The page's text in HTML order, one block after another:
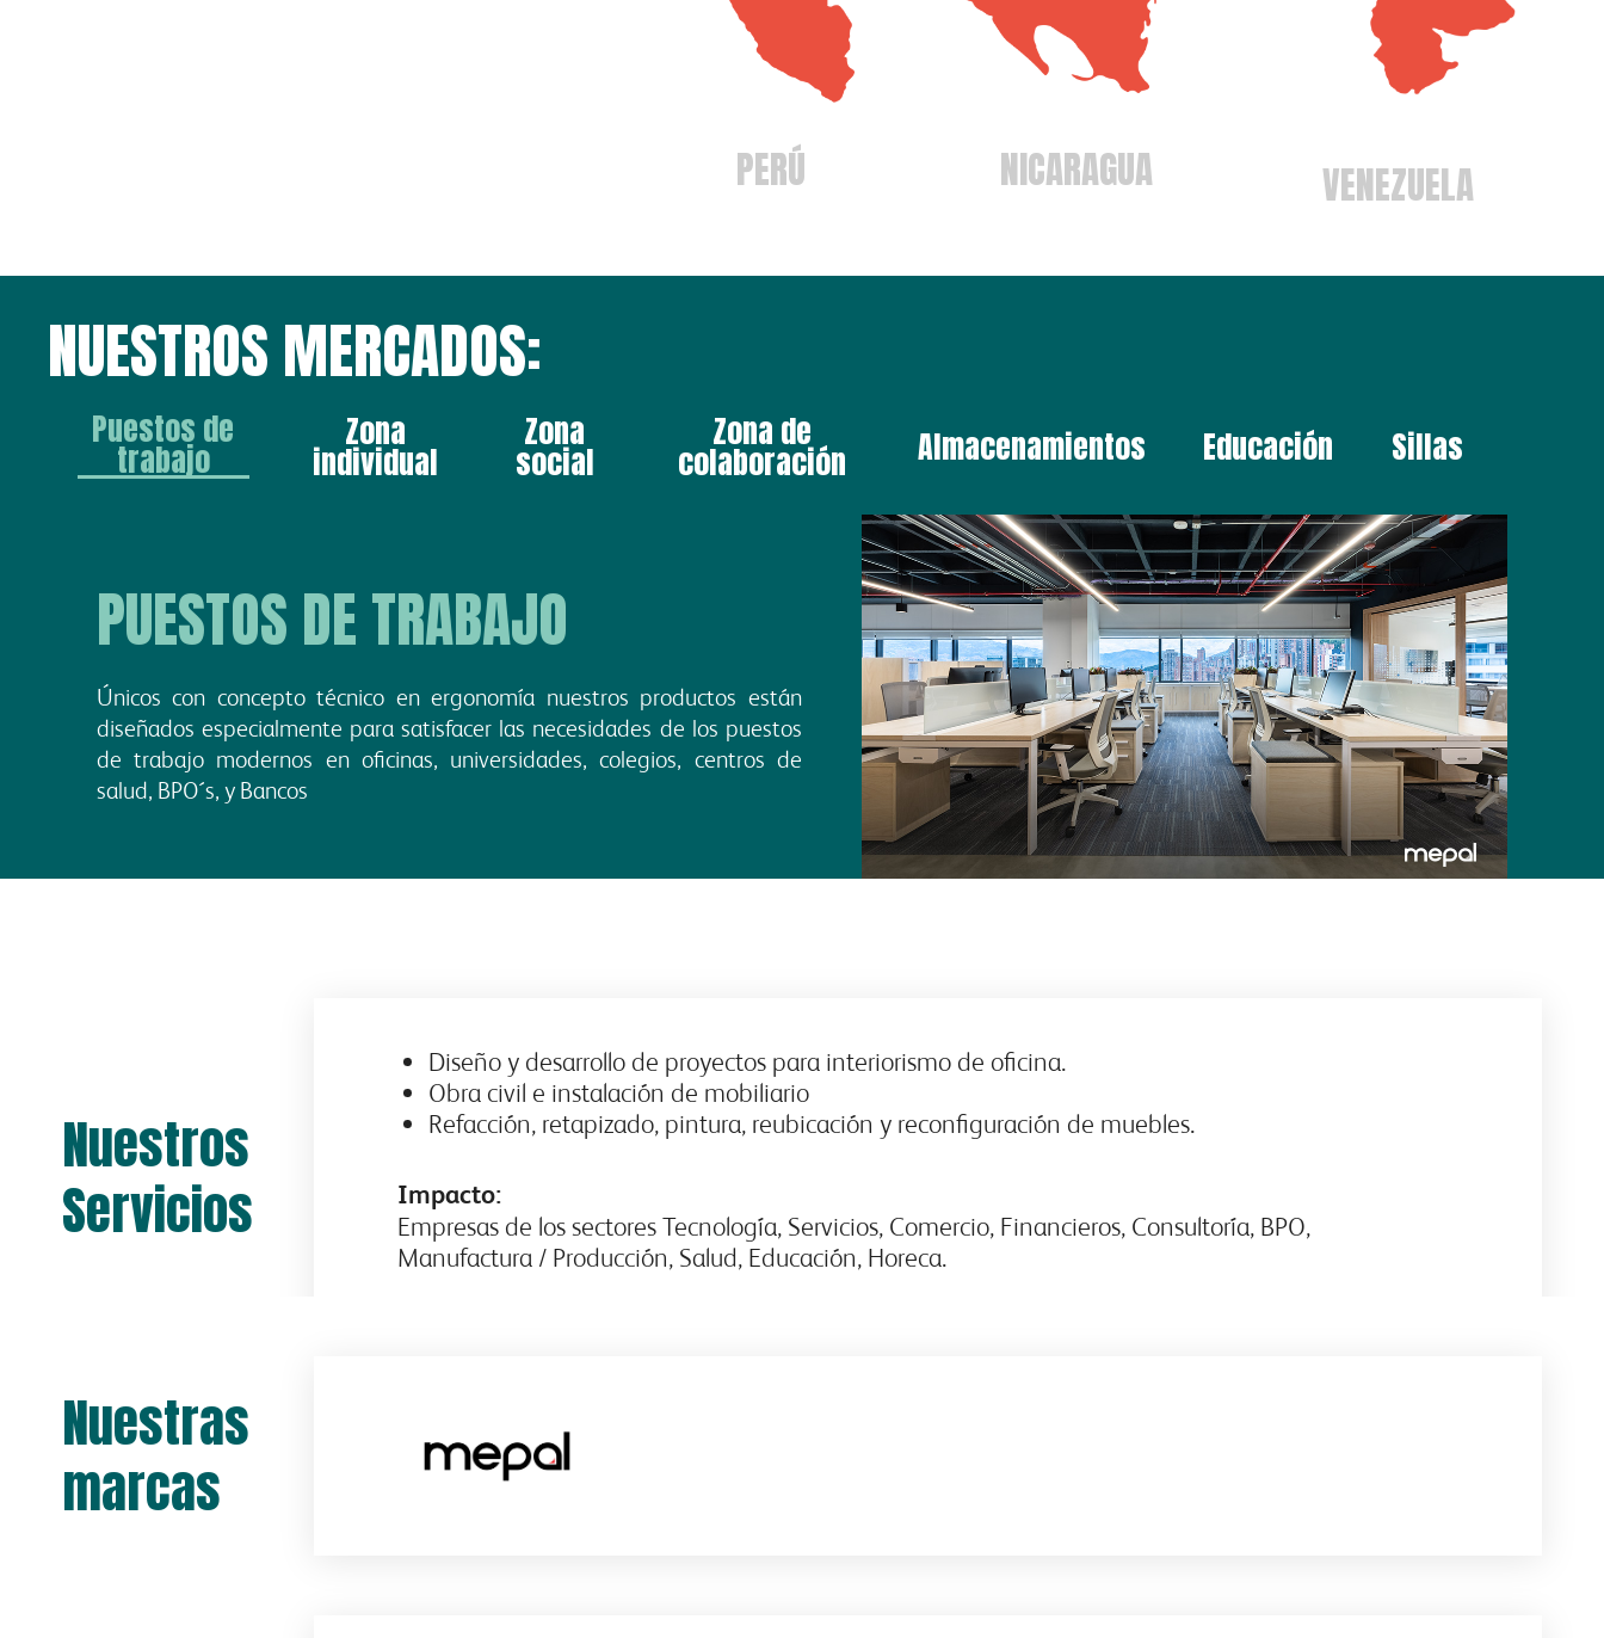
PERÚ NICARAGUA VENEZUELA
NUESTROS MERCADOS:
Puestos de
trabajo
Zona
individual
Zona
social
Zona de
colaboración Almacenamientos Educación Sillas
PUESTOS DE TRABAJO
Únicos con concepto técnico en ergonomía nuestros productos están
diseñados especialmente para satisfacer las necesidades de los puestos
de trabajo modernos en oficinas, universidades, colegios, centros de
salud, BPO´s, y Bancos
Nuestros
Servicios
Diseño y desarrollo de proyectos para interiorismo de oficina.
Obra civil e instalación de mobiliario
Refacción, retapizado, pintura, reubicación y reconfiguración de muebles.
Impacto:
Empresas de los sectores Tecnología, Servicios, Comercio, Financieros, Consultoría, BPO,
Manufactura / Producción, Salud, Educación, Horeca.
Nuestras
marcas